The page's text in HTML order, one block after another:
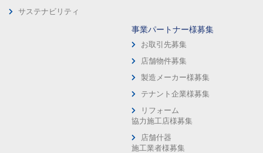
サステナビリティ
事業パートナー様募集
お取引先募集
店舗物件募集
製造メーカー様募集
テナント企業様募集
リフォーム
協力施工店様募集
店舗什器
施工業者様募集